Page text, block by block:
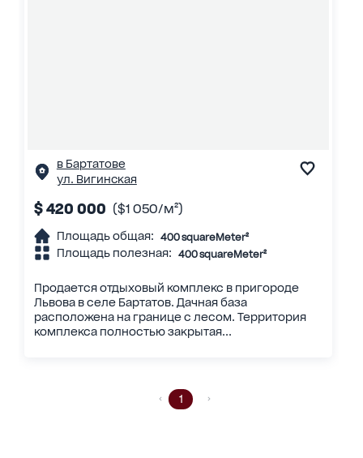
в Бартатове
ул. Вигинская
$ 420 000 ($1 050/м²)
Площадь общая: 400 squareMeter²
Площадь полезная: 400 squareMeter²
Продается отдыховый комплекс в пригороде
Львова в селе Бартатов. Дачная база
расположена на границе с лесом. Территория
комплекса полностью закрытая...
1